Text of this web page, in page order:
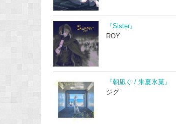
『Sister』
ROY
『朝凪ぐ / 朱夏氷菓』
ジグ